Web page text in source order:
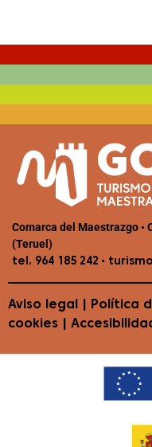
Comarca del Maestrazgo •
(Teruel)
tel. 964 185 242 •
Aviso legal Política
cookies